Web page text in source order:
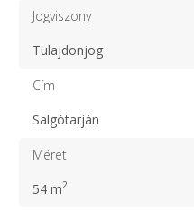
Jogviszony
Tulajdonjog
Cím
Salgótarján
Méret
54 m2